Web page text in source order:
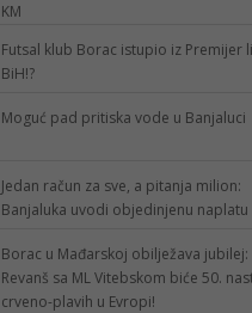
KM
Futsal klub Borac istupio iz Premijer
BiH!?
Moguć pad pritiska vode u Banjaluci
Jedan račun za sve, a pitanja milion:
Banjaluka uvodi objedinjenu naplatu
Borac u Mađarskoj obilježava jubilej:
Revanš sa ML Vitebskom biće 50.
crveno-plavih u Evropi!